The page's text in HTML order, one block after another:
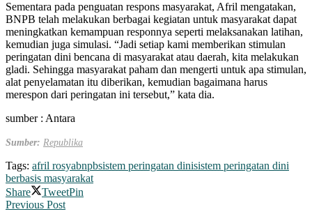
Sementara pada penguatan respons masyarakat, Afril mengatakan,
BNPB telah melakukan berbagai kegiatan untuk masyarakat dapat
meningkatkan kemampuan responnya seperti melaksanakan latihan,
kemudian juga simulasi. “Jadi setiap kami memberikan stimulan
peringatan dini bencana di masyarakat atau daerah, kita melakukan
gladi. Sehingga masyarakat paham dan mengerti untuk apa stimulan,
alat penyelamatan itu diberikan, kemudian bagaimana harus
merespon dari peringatan ini tersebut,” kata dia.
sumber : Antara
Sumber: Republika
Tags: afril rosyabnpbsistem peringatan dinisistem peringatan dini
berbasis masyarakat
Share
TweetPin
Previous Post